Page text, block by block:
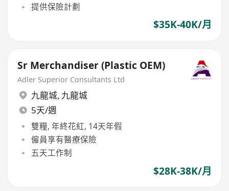
提供保險計劃
$35K-40K/月
Sr Merchandiser (Plastic OEM)
Adler Superior Consultants Ltd
九龍城, 九龍城
5天/週
雙糧, 年終花紅, 14天年假
僱員享有醫療保險
五天工作制
$28K-38K/月